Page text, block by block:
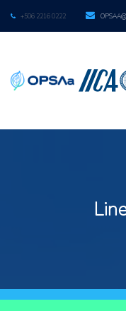
+506 2216 0222